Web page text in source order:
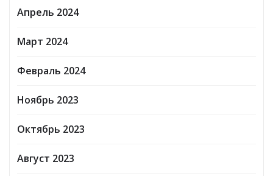
Апрель 2024
Март 2024
Февраль 2024
Ноябрь 2023
Октябрь 2023
Август 2023